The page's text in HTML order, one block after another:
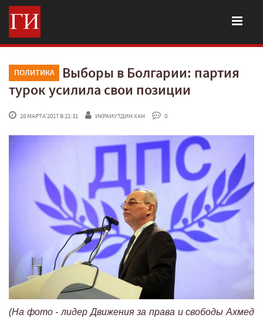
ПОЛИТИКА
Выборы в Болгарии: партия
турок усилила свои позиции
28 МАРТА'2017 В 21:31 ИКРАМУТДИН ХАН 0
(На фото - лидер Движения за права и свободы Ахмед